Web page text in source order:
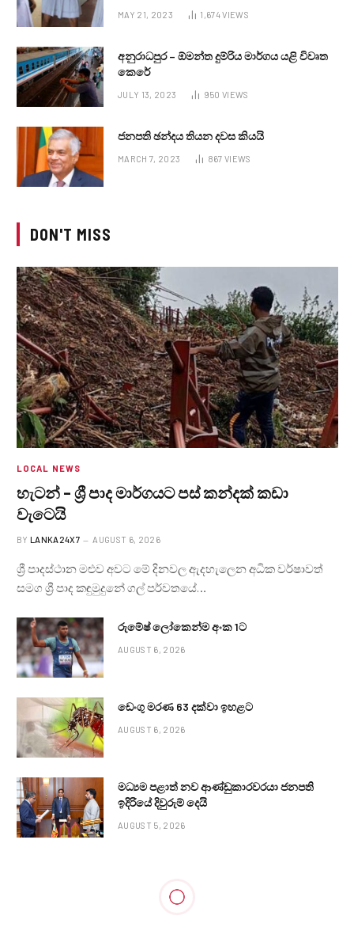
MAY 21, 2023 1,674VIEWS
අනුරාධපුර – ඕමන්ත දුම්රිය මාර්ගය යළි විවෘත
කෙරේ
JULY 13, 2023 950 VIEWS
ජනපති ඡන්දය තියන දවස කියයි
MARCH 7, 2023 867 VIEWS
DON'T MISS
LOCAL NEWS
හැටන් – ශ්‍රී පාද මාර්ගයට පස් කන්දක් කඩා
වැටෙයි
BY LANKA24X7 AUGUST 6, 2026
ශ්‍රී පාදස්ථාන මළුව අවට මේ දිනවල ඇදහැලෙන අධික වර්ෂාවත්
සමග ශ්‍රී පාද කඳුමුදුනේ ගල් පර්වතයේ…
රුමේෂ් ලෝකෙන්ම අංක 1ට
AUGUST 6, 2026
ඩෙංගු මරණ 63 දක්වා ඉහළට
AUGUST 6, 2026
මධ්‍යම පළාත් නව ආණ්ඩුකාරවරයා ජනපති
ඉදිරියේ දිවුරුම් දෙයි
AUGUST 5, 2026